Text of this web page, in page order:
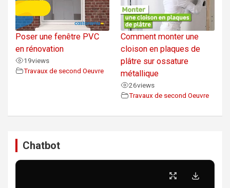
Poser une fenêtre PVC
en rénovation
19views
Travaux de second Oeuvre
Comment monter une
cloison en plaques de
plâtre sur ossature
métallique
26views
Travaux de second Oeuvre
Chatbot